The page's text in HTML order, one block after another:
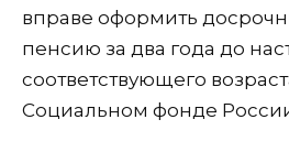
вправе оформить
пенсию за два года до
соответствующего
Социальном фонде